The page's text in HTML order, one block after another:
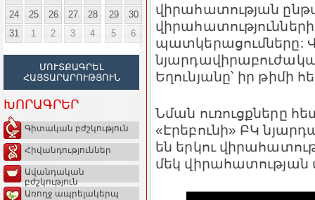
24
25 26 27 28 29
30
31
1 2 3 4 5 6
ՄՈՒՏՔԱԳՐԵԼ
ՀԱՅՏԱՐԱՐՈՒԹՅՈՒՆ
ԽՈՐԱԳՐԵՐ
Գիտական բժշկություն
Հիվանդություններ
Ավանդական
բժշկություն
Առողջ ապրելակերպ
վիրահատության
պատկերացումները:
Եղունյանը՝ իր թիմի
Նման ուռուցքները
«Էրեբունի» ԲԿ
են երկու
մեկ վիրահատության